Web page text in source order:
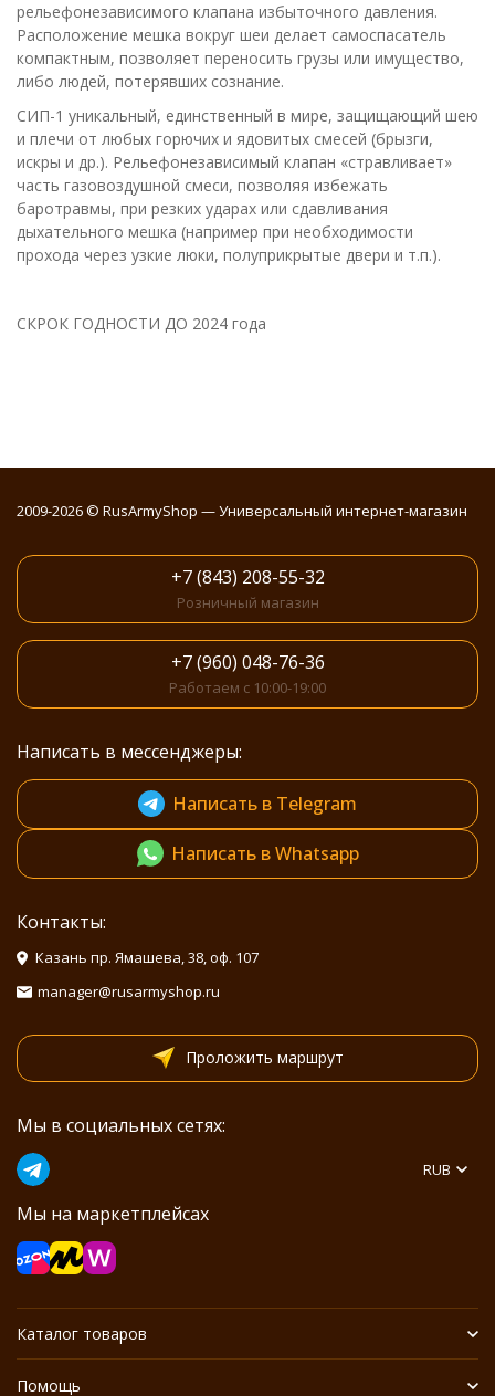
рельефонезависимого клапана избыточного давления.
Расположение мешка вокруг шеи делает самоспасатель
компактным, позволяет переносить грузы или имущество,
либо людей, потерявших сознание.
СИП-1 уникальный, единственный в мире, защищающий шею
и плечи от любых горючих и ядовитых смесей (брызги,
искры и др.). Рельефонезависимый клапан «стравливает»
часть газовоздушной смеси, позволяя избежать
баротравмы, при резких ударах или сдавливания
дыхательного мешка (например при необходимости
прохода через узкие люки, полуприкрытые двери и т.п.).
СКРОК ГОДНОСТИ ДО 2024 года
2009-2026 © RusArmyShop — Универсальный интернет-магазин
+7 (843) 208-55-32
Розничный магазин
+7 (960) 048-76-36
Работаем с 10:00-19:00
Написать в мессенджеры:
Написать в Telegram
Написать в Whatsapp
Контакты:
Казань пр. Ямашева, 38, оф. 107
manager@rusarmyshop.ru
Проложить маршрут
Мы в социальных сетях:
Мы на маркетплейсах
RUB
Каталог товаров
Помощь